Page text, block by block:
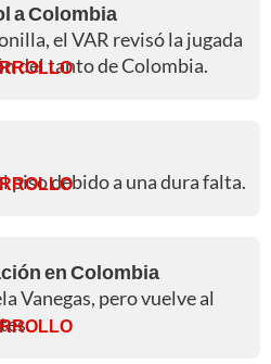
a Colombia
el VAR revisó la jugada
del tanto de Colombia.
piso debido a una dura falta.
en Colombia
Vanegas, pero vuelve al